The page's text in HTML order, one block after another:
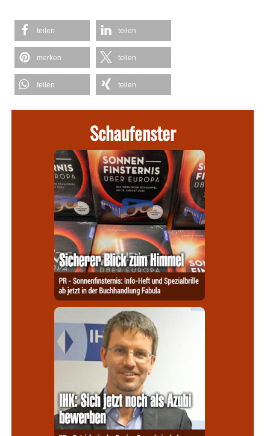
teilen teilen
merken teilen
teilen teilen
Schaufenster